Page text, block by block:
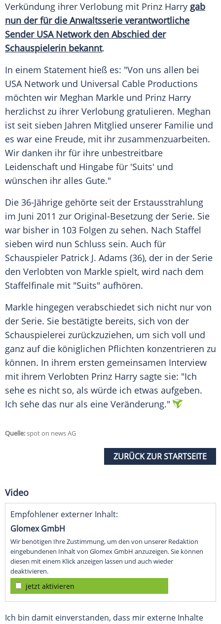
Verkündung ihrer Verlobung mit Prinz Harry gab
nun der für die Anwaltsserie verantwortliche
Sender USA Network den Abschied der
Schauspielerin bekannt.
In einem Statement hieß es: "Von uns allen bei
USANetwork und Universal Cable Productions
möchten wir Meghan Markle und Prinz Harry
herzlichst zu ihrer Verlobung gratulieren. Meghan
ist seit sieben Jahren Mitglied unserer Familie und
es war eine Freude, mit ihr zusammenzuarbeiten.
Wir danken ihr für ihre unbestreitbare
Leidenschaft und Hingabe für 'Suits' und
wünschen ihr alles Gute."
Die 36-Jährige gehörte seit der Erstausstrahlung
im Juni 2011 zur Original-Besetzung der Serie. Sie
war bisher in 103 Folgen zu sehen. Nach Staffel
sieben wird nun Schluss sein. Auch für
Schauspieler Patrick J. Adams (36), der in der Serie
den Verlobten von Markle spielt, wird nach dem
Staffelfinale mit "Suits" aufhören.
Markle hingegen verabschiedet sich nicht nur von
der Serie. Sie bestätigte bereits, sich von der
Schauspielerei zurückzuziehen, um sich voll und
ganz auf die königlichen Pflichten konzentrieren zu
können. In ihrem ersten gemeinsamen Interview
mit ihrem Verlobten Prinz Harry sagte sie: "Ich
sehe es nicht so, als würde ich etwas aufgeben.
Ich sehe das nur als eine Veränderung."
Quelle:spot on news AG
ZURÜCK ZUR STARTSEITE
Video
Empfohlener externer Inhalt:
Glomex GmbH
Wir benötigen Ihre Zustimmung, um den von unserer Redaktion
eingebundenen Inhalt von Glomex GmbH anzuzeigen. Sie können
diesen mit einem Klick anzeigen lassen und auch wieder
deaktivieren.
jetzt aktivieren
Ich bin damit einverstanden, dass mir externe Inhalte